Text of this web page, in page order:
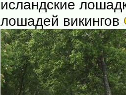
исландские
лошадей викингов